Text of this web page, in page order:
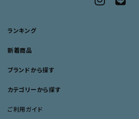
ランキング
新着商品
ブランドから探す
カテゴリーから探す
ご利用ガイド